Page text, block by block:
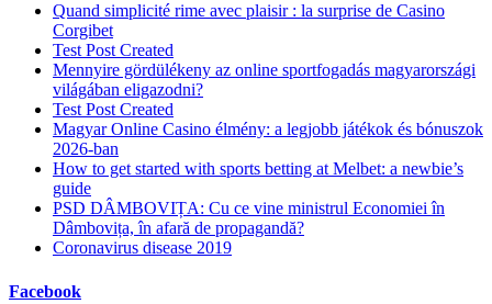
Quand simplicité rime avec plaisir : la surprise de Casino
Corgibet
Test Post Created
Mennyire gördülékeny az online sportfogadás magyarországi
világában eligazodni?
Test Post Created
Magyar Online Casino élmény: a legjobb játékok és bónuszok
2026-ban
How to get started with sports betting at Melbet: a newbie’s
guide
PSD DÂMBOVIȚA: Cu ce vine ministrul Economiei în
Dâmbovița, în afară de propagandă?
Coronavirus disease 2019
Facebook